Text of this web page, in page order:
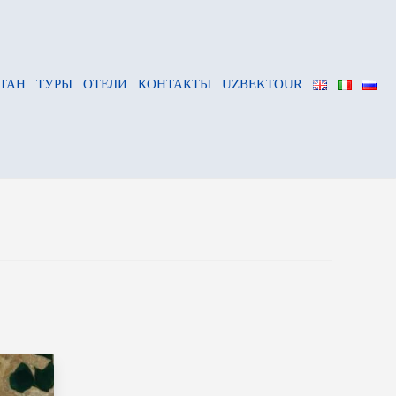
ТУРЫ ОТЕЛИ КОНТАКТЫ UZBEKTOUR